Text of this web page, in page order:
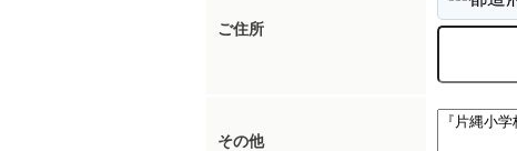
ご住所
その他